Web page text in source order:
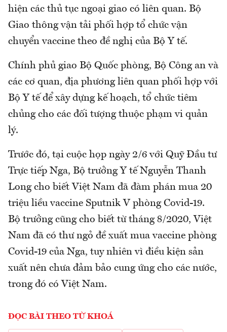
hiện các thủ tục ngoại giao có liên quan. Bộ
Giao thông vận tải phối hợp tổ chức vận
chuyển vaccine theo đề nghị của Bộ Y tế.
Chính phủ giao Bộ Quốc phòng, Bộ Công an và
các cơ quan, địa phương liên quan phối hợp với
Bộ Y tế để xây dựng kế hoạch, tổ chức tiêm
chủng cho các đối tượng thuộc phạm vi quản
lý.
Trước đó, tại cuộc họp ngày 2/6 với Quỹ Đầu tư
Trực tiếp Nga, Bộ trưởng Y tế Nguyễn Thanh
Long cho biết Việt Nam đã đàm phán mua 20
triệu liều vaccine Sputnik V phòng Covid-19.
Bộ trưởng cũng cho biết từ tháng 8/2020, Việt
Nam đã có thư ngỏ đề xuất mua vaccine phòng
Covid-19 của Nga, tuy nhiên vì điều kiện sản
xuất nên chưa đảm bảo cung ứng cho các nước,
trong đó có Việt Nam.
ĐỌC BÀI THEO TỪ KHOÁ